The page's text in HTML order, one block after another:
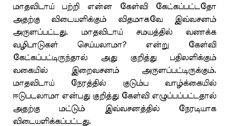
மாதவிடாய் பற்றி என்ன கேள்வி கேட்கப்பட்டதோ
அதற்கு விடையளிக்கும் விதமாகவே இவ்வசனம்
அருளப்பட்டது. மாதவிடாய் சமயத்தில் வணக்க
வழிபாடுகள் செய்யலாமா? என்று கேள்வி
கேட்கப்பட்டிருந்தால் அது குறித்து பதிலளிக்கும்
வகையில் இறைவசனம் அருளப்பட்டிருக்கும்.
மாதவிடாய் நேரத்தில் குடும்ப வாழ்க்கையில்
ஈடுபடலாமா என்பது குறித்து கேள்வி எழுப்பப்பட்டதால்
அதற்கு மட்டும் இவ்வசனத்தில் நேரடியாக
விடையளிக்கப்பட்டது.